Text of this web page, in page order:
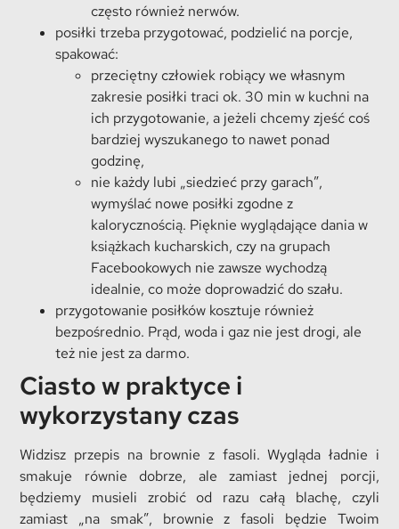
często również nerwów.
posiłki trzeba przygotować, podzielić na porcje,
spakować:
przeciętny człowiek robiący we własnym
zakresie posiłki traci ok. 30 min w kuchni na
ich przygotowanie, a jeżeli chcemy zjeść coś
bardziej wyszukanego to nawet ponad
godzinę,
nie każdy lubi „siedzieć przy garach”,
wymyślać nowe posiłki zgodne z
kalorycznością. Pięknie wyglądające dania w
książkach kucharskich, czy na grupach
Facebookowych nie zawsze wychodzą
idealnie, co może doprowadzić do szału.
przygotowanie posiłków kosztuje również
bezpośrednio. Prąd, woda i gaz nie jest drogi, ale
też nie jest za darmo.
Ciasto w praktyce i
wykorzystany czas
Widzisz przepis na brownie z fasoli. Wygląda ładnie i
smakuje równie dobrze, ale zamiast jednej porcji,
będziemy musieli zrobić od razu całą blachę, czyli
zamiast „na smak”, brownie z fasoli będzie Twoim